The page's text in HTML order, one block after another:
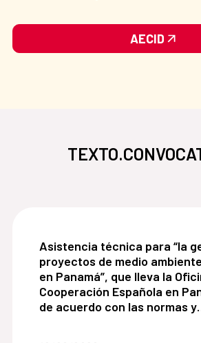
AECID
Asistencia técnica para “la
Asistencia técnica para “la
proyectos de medio
en Panamá”, que lleva la
Cooperación Española en
de acuerdo con las normas y